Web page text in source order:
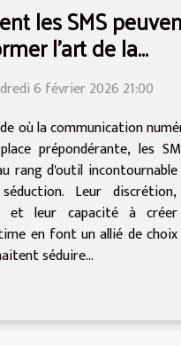
les SMS
l'art de la
?6 février 2026 21:00
où la communication
prépondérante, les
rang d'outil incontournable
Leur
et leur capacité à
en font un allié de
séduire...